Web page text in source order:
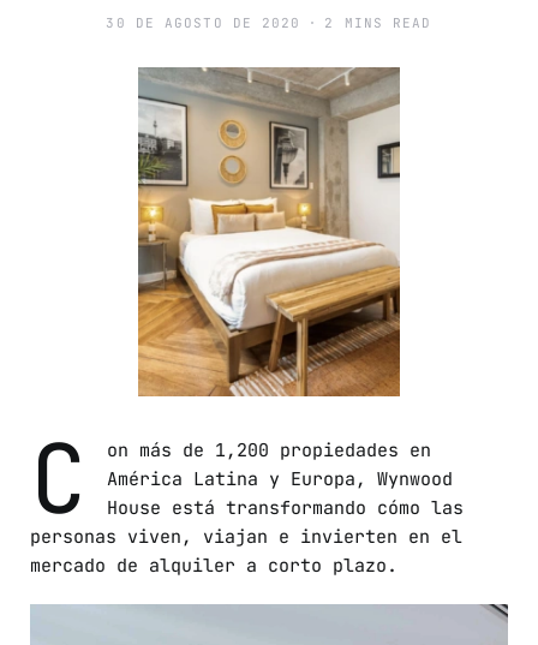
30 DE AGOSTO DE 2020 2 MINS READ
C
on más de 1,200 propiedades en
América Latina y Europa, Wynwood
House está transformando cómo las
personas viven, viajan e invierten en el
mercado de alquiler a corto plazo.